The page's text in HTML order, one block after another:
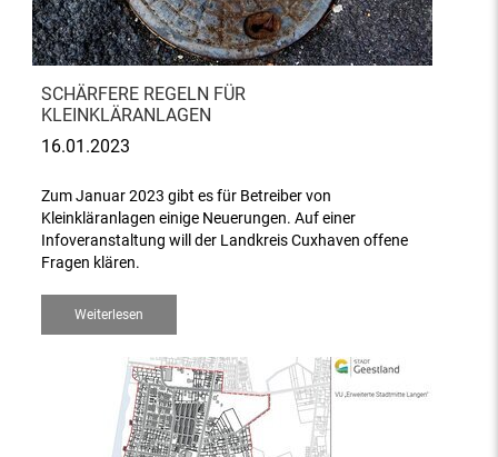
SCHÄRFERE REGELN FÜR
KLEINKLÄRANLAGEN
16.01.2023
Zum Januar 2023 gibt es für Betreiber von
Kleinkläranlagen einige Neuerungen. Auf einer
Infoveranstaltung will der Landkreis Cuxhaven offene
Fragen klären.
Weiterlesen